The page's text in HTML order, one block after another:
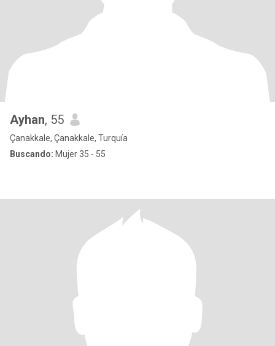
Ayhan, 55
Çanakkale, Çanakkale, Turquía
Buscando: Mujer 35 - 55